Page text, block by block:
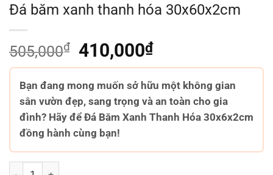
Đá băm xanh thanh hóa 30x60x2cm
505,000₫
Giá
gốc
505,000₫.
410,000₫Giá
hiện
tại
là:
410,000₫.
Bạn đang mong muốn sở hữu một không gian
sân vườn đẹp, sang trọng và an toàn cho gia
đình? Hãy để Đá Băm Xanh Thanh Hóa 30x6x2cm
đồng hành cùng bạn!
Đá băm xanh thanh hóa 30x60x2cm số lượng